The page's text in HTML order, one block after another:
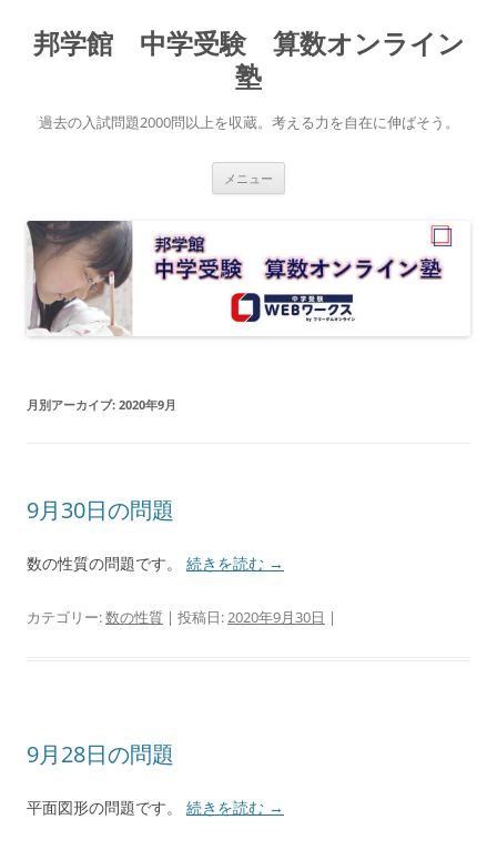
テ
ン
キ
ッ
邦学館 中学受験 算数オンライン
塾
過去の入試問題2000問以上を収蔵。考える力を自在に伸ばそう。
メニュー
月別アーカイブ: 2020年9月
9月30日の問題
数の性質の問題です。 続きを読む →
カテゴリー:数の性質 | 投稿日:2020年9月30日 |
9月28日の問題
平面図形の問題です。 続きを読む →